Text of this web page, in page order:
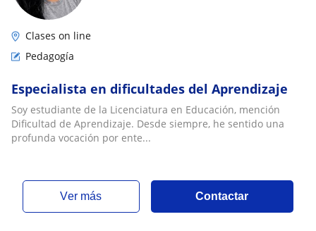
Clases on line
Pedagogía
Especialista en dificultades del Aprendizaje
Soy estudiante de la Licenciatura en Educación, mención
Dificultad de Aprendizaje. Desde siempre, he sentido una
profunda vocación por ente...
ver más Contactar